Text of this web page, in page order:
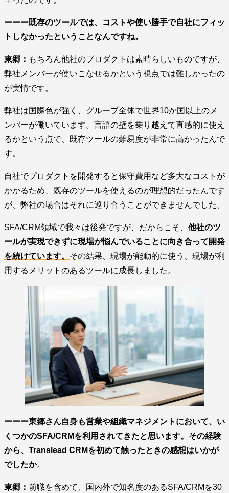
ーーー既存のツールでは、コストや使い勝手で自社にフィッ
トしなかったということなんですね。
東郷： もちろん他社のプロダクトは素晴らしいものですが、
弊社メンバーが使いこなせるかという視点では難しかったの
が実情です。
弊社は国際色が強く、グループ全体で世界10か国以上のメ
ンバーが働いています。言語の壁を乗り越えて直感的に使え
るかという点で、既存ツールの難易度が非常に高かったんで
す。
自社でプロダクトを開発すると保守費用など多大なコストが
かかるため、既存のツールを使えるのが理想的だったんです
が、弊社の場合はそれに巡り合うことができませんでした。
SFA/CRM領域で我々は後発ですが、だからこそ、 他社のツ
ールが実現できずに現場が悩んでいることに向き合って開発
を続けています。 その結果、現場が能動的に使う、現場が利
用するメリットのあるツールに成長しました。
ーーー東郷さん自身も営業や組織マネジメントにおいて、い
くつかのSFA/CRMを利用されてきたと思います。その経験
から、Translead CRMを初めて触ったときの感想はいかが
でしたか。
東郷： 前職を含めて、国内外で知名度のあるSFA/CRMを30